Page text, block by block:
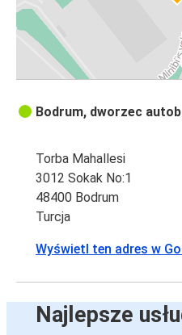
Bodrum, dworzec
Torba Mahallesi
3012 Sokak No:1
48400 Bodrum
Turcja
Wyświetl ten adres w
Najlepsze